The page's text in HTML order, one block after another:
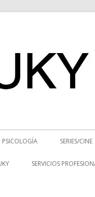
PSICOLOGÍA SERIES/CINE
SERIES
SERVICIOS